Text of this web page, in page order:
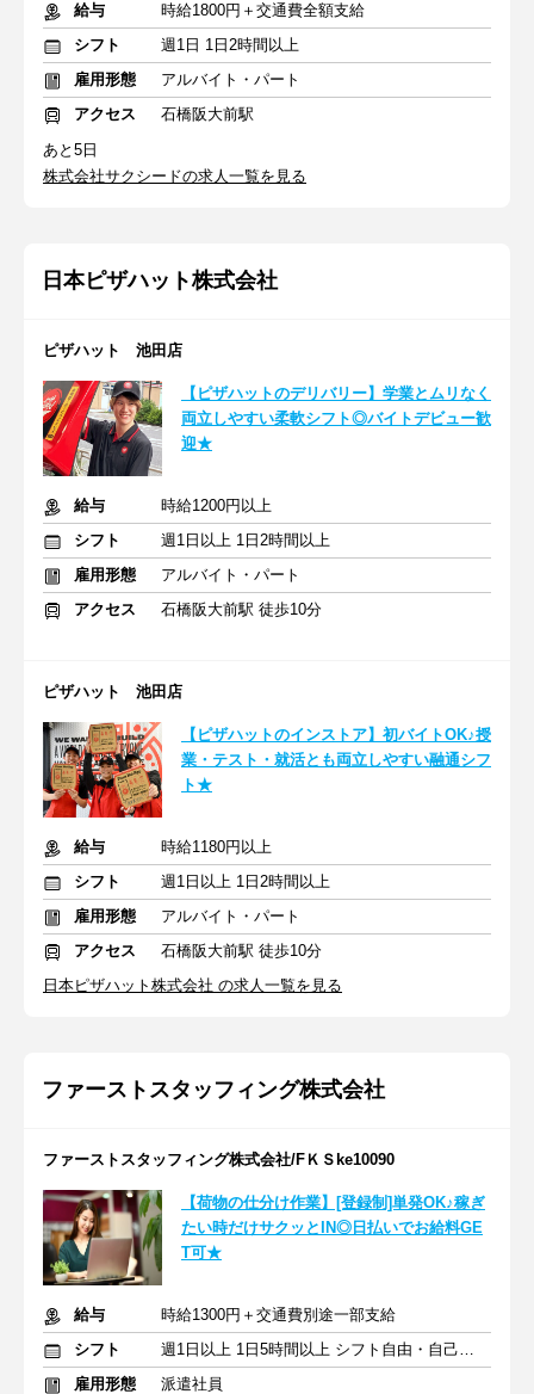
給与
時給1800円＋交通費全額支給
シフト
週1日 1日2時間以上
雇用形態
アルバイト・パート
アクセス
石橋阪大前駅
あと5日
株式会社サクシードの求人一覧を見る
日本ピザハット株式会社
ピザハット 池田店
【ピザハットのデリバリー】学業とムリなく
両立しやすい柔軟シフト◎バイトデビュー歓
迎★
給与
時給1200円以上
シフト
週1日以上 1日2時間以上
雇用形態
アルバイト・パート
アクセス
石橋阪大前駅 徒歩10分
ピザハット 池田店
【ピザハットのインストア】初バイトOK♪授
業・テスト・就活とも両立しやすい融通シフ
ト★
給与
時給1180円以上
シフト
週1日以上 1日2時間以上
雇用形態
アルバイト・パート
アクセス
石橋阪大前駅 徒歩10分
日本ピザハット株式会社 の求人一覧を見る
ファーストスタッフィング株式会社
ファーストスタッフィング株式会社/FＫＳke10090
【荷物の仕分け作業】[登録制]単発OK♪稼ぎ
たい時だけサクッとIN◎日払いでお給料GE
T可★
給与
時給1300円＋交通費別途一部支給
シフト
週1日以上 1日5時間以上 シフト自由・自己申告
雇用形態
派遣社員